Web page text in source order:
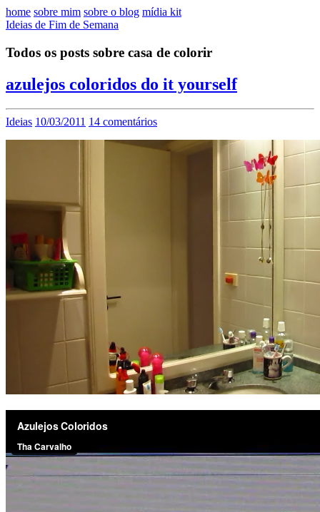
home sobre mim sobre o blog mídia kit
Ideias de Fim de Semana
Todos os posts sobre casa de colorir
azulejos coloridos do it yourself
Ideias 10/03/2011 14 comentários